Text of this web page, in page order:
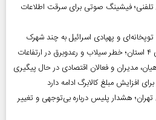
فیشینگ صوتی برای سرقت اطلاعات
و پهپادی اسرائیل به چند شهرک
مدیران و فعالان اقتصادی در حال پیگیری
افزایش مبلغ کالابرگ ادامه دارد
تهران؛ هشدار پلیس درباره بی‌توجهی و تغییر